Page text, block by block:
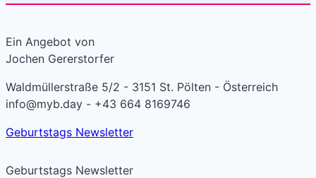
Ein Angebot von
Jochen Gererstorfer
Waldmüllerstraße 5/2 - 3151 St. Pölten - Österreich
info@myb.day - +43 664 8169746
Geburtstags Newsletter
Geburtstags Newsletter